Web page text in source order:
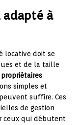
adapté à
locative doit se
et de la taille
simples et
peuvent suffire. Ces
de gestion
ceux qui débutent